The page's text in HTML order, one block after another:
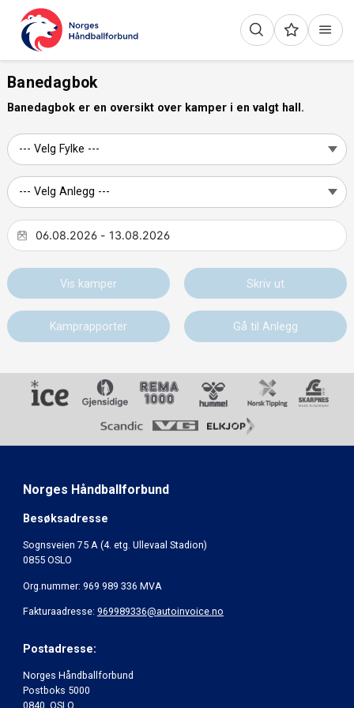
Banedagbok
Banedagbok er en oversikt over kamper i en valgt hall.
Vis kamper Skriv ut
Kamprapporter Gå til Anlegg
Norges Håndballforbund
Besøksadresse
Sognsveien 75 A (4. etg. Ullevaal Stadion)
0855 OSLO
Org.nummer: 969 989 336 MVA
Fakturaadresse: 969989336@autoinvoice.no
Postadresse:
Norges Håndballforbund
Postboks 5000
0840 OSLO